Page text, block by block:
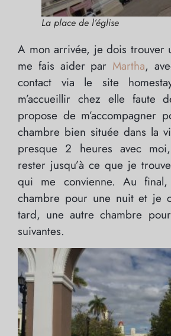
La place de l’église
A mon arrivée, je dois trouver
me fais aider par Martha,
contact via le site
m’accueillir chez elle faute
propose de m’accompagner
chambre bien située dans la
presque 2 heures avec
rester jusqu’à ce que je
qui me convienne. Au
chambre pour une nuit et je
tard, une autre chambre
suivantes.